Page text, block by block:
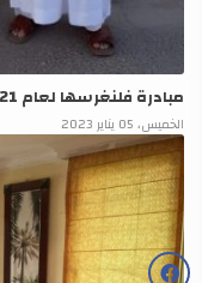
مبادرة فلنغرسها لعام 2021
الخميس، 05 يناير 2023